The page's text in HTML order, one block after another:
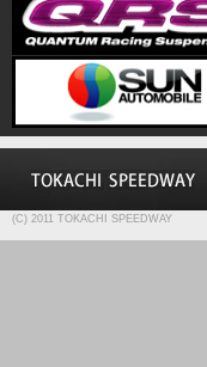
(C) 2011 TOKACHI SPEEDWAY